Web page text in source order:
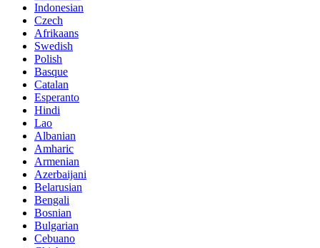
Indonesian
Czech
Afrikaans
Swedish
Polish
Basque
Catalan
Esperanto
Hindi
Lao
Albanian
Amharic
Armenian
Azerbaijani
Belarusian
Bengali
Bosnian
Bulgarian
Cebuano